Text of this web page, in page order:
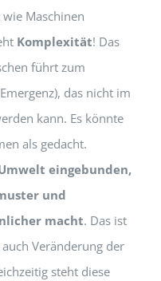
Maschinen
Komplexität! Das
führt zum
das nicht im
kann. Es könnte
als gedacht.
eingebunden,
und
macht. Das ist
Veränderung der
steht diese